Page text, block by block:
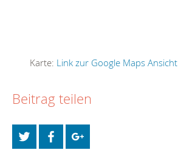
Karte: Link zur Google Maps Ansicht
Beitrag teilen